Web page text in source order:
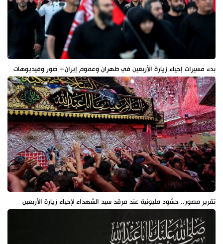
بدء مسيرات إحياء زيارة الأربعين في طهران وعموم إيران+ صور وفيديوهات
تقرير مصور.. حشود مليونية عند مرقد سيد الشهداء لإحياء زيارة الأربعين